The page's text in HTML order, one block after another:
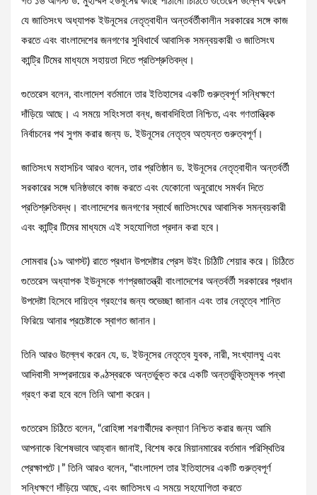
যে জাতিসংঘ অধ্যাপক ইউনূসের নেতৃত্বাধীন অন্তর্বর্তীকালীন সরকারের সঙ্গে কাজ
করতে এবং বাংলাদেশের জনগণের সুবিধার্থে আবাসিক সমন্বয়কারী ও জাতিসংঘ
কান্ট্রি টিমের মাধ্যমে সহায়তা দিতে প্রতিশ্রুতিবদ্ধ।
গুতেরেস বলেন, বাংলাদেশ বর্তমানে তার ইতিহাসের একটি গুরুত্বপূর্ণ সন্ধিক্ষণে
দাঁড়িয়ে আছে। এ সময়ে সহিংসতা বন্ধ, জবাবদিহিতা নিশ্চিত, এবং গণতান্ত্রিক
নির্বাচনের পথ সুগম করার জন্য ড. ইউনূসের নেতৃত্ব অত্যন্ত গুরুত্বপূর্ণ।
জাতিসংঘ মহাসচিব আরও বলেন, তার প্রতিষ্ঠান ড. ইউনূসের নেতৃত্বাধীন অন্তর্বর্তী
সরকারের সঙ্গে ঘনিষ্ঠভাবে কাজ করতে এবং যেকোনো অনুরোধে সমর্থন দিতে
প্রতিশ্রুতিবদ্ধ। বাংলাদেশের জনগণের স্বার্থে জাতিসংঘের আবাসিক সমন্বয়কারী
এবং কান্ট্রি টিমের মাধ্যমে এই সহযোগিতা প্রদান করা হবে।
সোমবার (১৯ আগস্ট) রাতে প্রধান উপদেষ্টার প্রেস উইং চিঠিটি শেয়ার করে। চিঠিতে
গুতেরেস অধ্যাপক ইউনূসকে গণপ্রজাতন্ত্রী বাংলাদেশের অন্তর্বর্তী সরকারের প্রধান
উপদেষ্টা হিসেবে দায়িত্ব গ্রহণের জন্য শুভেচ্ছা জানান এবং তার নেতৃত্বে শান্তি
ফিরিয়ে আনার প্রচেষ্টাকে স্বাগত জানান।
তিনি আরও উল্লেখ করেন যে, ড. ইউনূসের নেতৃত্বে যুবক, নারী, সংখ্যালঘু এবং
আদিবাসী সম্প্রদায়ের কণ্ঠস্বরকে অন্তর্ভুক্ত করে একটি অন্তর্ভুক্তিমূলক পন্থা
গ্রহণ করা হবে বলে তিনি আশা করেন।
গুতেরেস চিঠিতে বলেন, “রোহিঙ্গা শরণার্থীদের কল্যাণ নিশ্চিত করার জন্য আমি
আপনাকে বিশেষভাবে আহ্বান জানাই, বিশেষ করে মিয়ানমারের বর্তমান পরিস্থিতির
প্রেক্ষাপটে।” তিনি আরও বলেন, “বাংলাদেশ তার ইতিহাসের একটি গুরুত্বপূর্ণ
সন্ধিক্ষণে দাঁড়িয়ে আছে, এবং জাতিসংঘ এ সময়ে সহযোগিতা করতে